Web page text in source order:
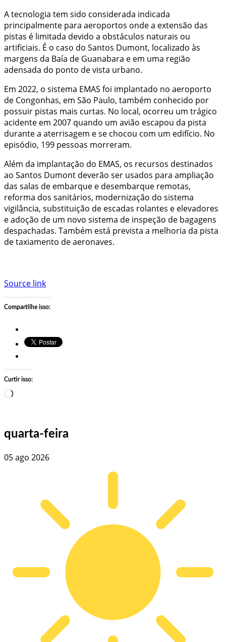
A tecnologia tem sido considerada indicada
principalmente para aeroportos onde a extensão das
pistas é limitada devido a obstáculos naturais ou
artificiais. É o caso do Santos Dumont, localizado às
margens da Baía de Guanabara e em uma região
adensada do ponto de vista urbano.
Em 2022, o sistema EMAS foi implantado no aeroporto
de Congonhas, em São Paulo, também conhecido por
possuir pistas mais curtas. No local, ocorreu um trágico
acidente em 2007 quando um avião escapou da pista
durante a aterrisagem e se chocou com um edifício. No
episódio, 199 pessoas morreram.
Além da implantação do EMAS, os recursos destinados
ao Santos Dumont deverão ser usados para ampliação
das salas de embarque e desembarque remotas,
reforma dos sanitários, modernização do sistema
vigilância, substituição de escadas rolantes e elevadores
e adoção de um novo sistema de inspeção de bagagens
despachadas. Também está prevista a melhoria da pista
de taxiamento de aeronaves.
Source link
Compartilhe isso:
Curtir isso:
Carregando…
quarta-feira
05 ago 2026